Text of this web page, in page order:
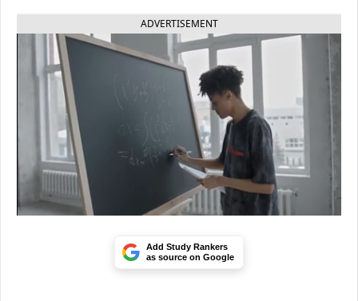
ADVERTISEMENT
Add Study Rankers
as source on Google